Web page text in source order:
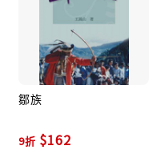
鄒族
9折 $162